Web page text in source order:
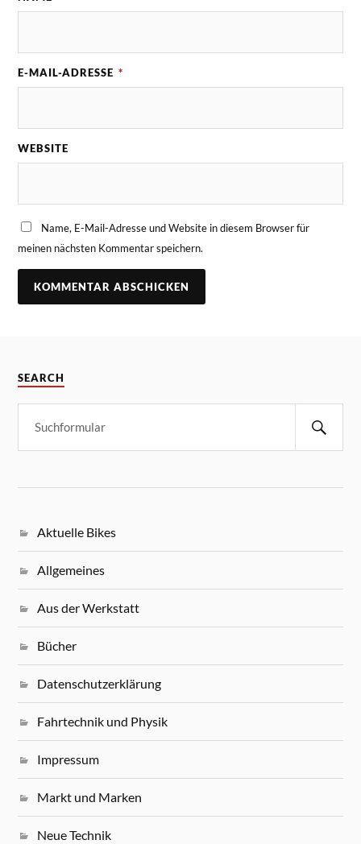
E-MAIL-ADRESSE *
WEBSITE
Name, E-Mail-Adresse und Website in diesem Browser für
meinen nächsten Kommentar speichern.
SEARCH
Aktuelle Bikes
Allgemeines
Aus der Werkstatt
Bücher
Datenschutzerklärung
Fahrtechnik und Physik
Impressum
Markt und Marken
Neue Technik